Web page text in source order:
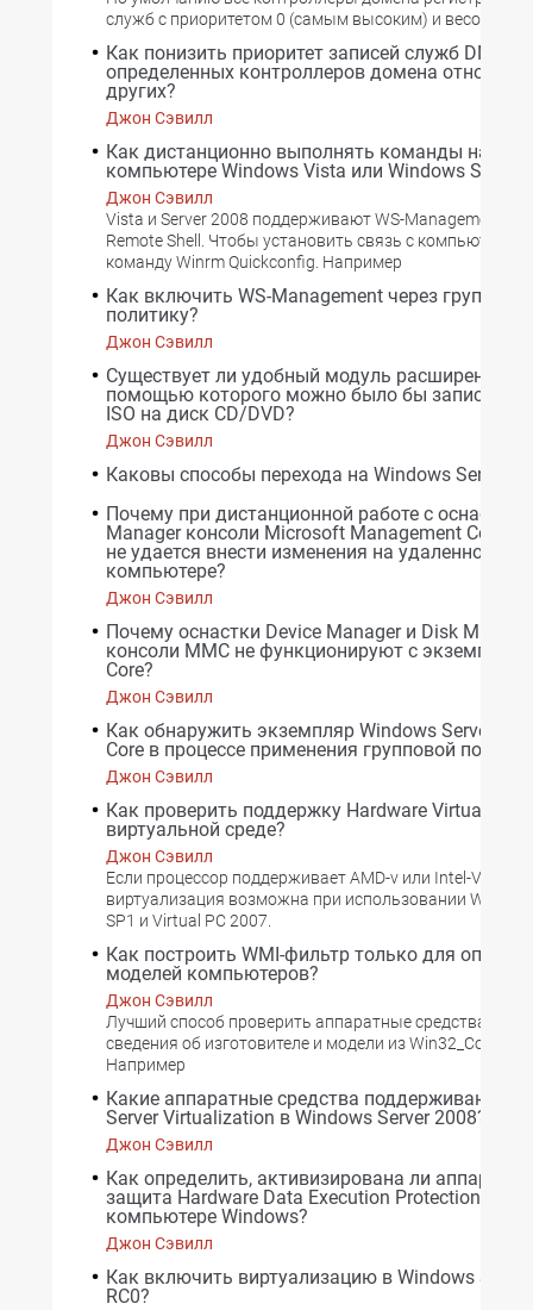
служб с приоритетом 0 (самым высоким) и весом 100.
Как понизить приоритет записей служб DNS
определенных контроллеров домена
других?
Джон Сэвилл
Как дистанционно выполнять команды на
компьютере Windows Vista или Windows Server
Джон Сэвилл
Vista и Server 2008 поддерживают WS-Management и
Remote Shell. Чтобы установить связь с компьютером,
команду Winrm Quickconfig. Например
Как включить WS-Management через
политику?
Джон Сэвилл
Существует ли удобный модуль расширения, с
помощью которого можно было бы записать
ISO на диск CD/DVD?
Джон Сэвилл
Каковы способы перехода на Windows Server
Почему при дистанционной работе с
Manager консоли Microsoft Management
не удается внести изменения на удаленном
компьютере?
Джон Сэвилл
Почему оснастки Device Manager и Disk
консоли MMC не функционируют с
Core?
Джон Сэвилл
Как обнаружить экземпляр Windows Server
Core в процессе применения групповой
Джон Сэвилл
Как проверить поддержку Hardware
виртуальной среде?
Джон Сэвилл
Если процессор поддерживает AMD-v или Intel-VT, то
виртуализация возможна при использовании
SP1 и Virtual PC 2007.
Как построить WMI-фильтр только для
моделей компьютеров?
Джон Сэвилл
Лучший способ проверить аппаратные средства --
сведения об изготовителе и модели из
Например
Какие аппаратные средства поддерживают
Server Virtualization в Windows Server 2008?
Джон Сэвилл
Как определить, активизирована ли
защита Hardware Data Execution Protection
компьютере Windows?
Джон Сэвилл
Как включить виртуализацию в Windows
RC0?